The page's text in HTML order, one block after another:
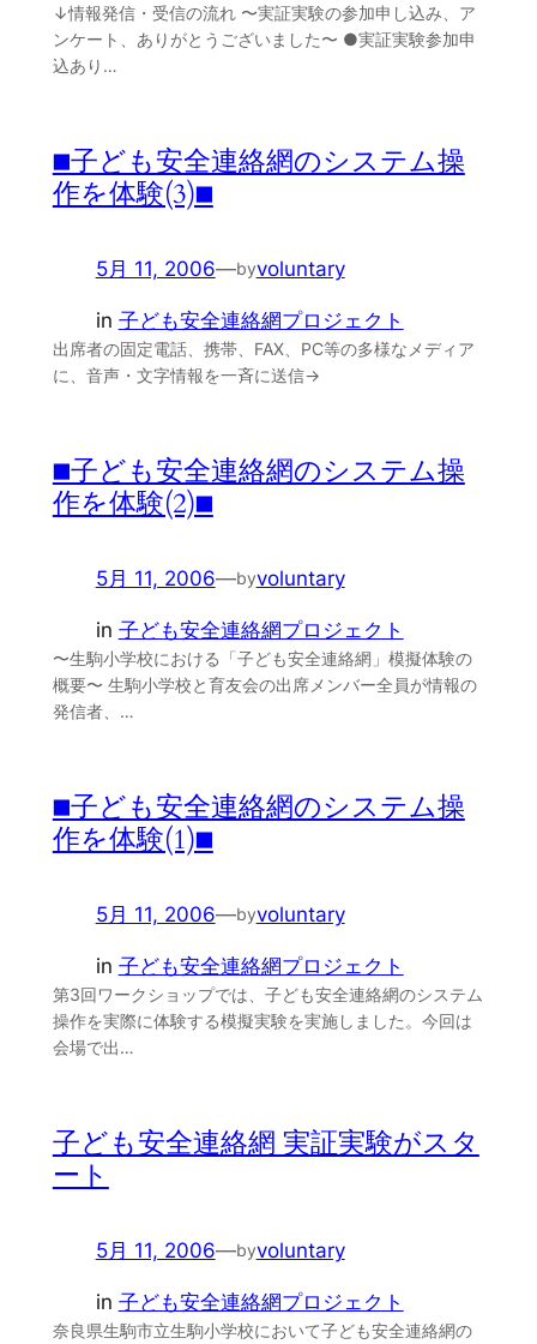
↓情報発信・受信の流れ 〜実証実験の参加申し込み、ア
ンケート、ありがとうございました〜 ●実証実験参加申
込あり…
■子ども安全連絡網のシステム操
作を体験(3)■
5月 11, 2006—byvoluntary
in 子ども安全連絡網プロジェクト
出席者の固定電話、携帯、FAX、PC等の多様なメディア
に、音声・文字情報を一斉に送信→
■子ども安全連絡網のシステム操
作を体験(2)■
5月 11, 2006—byvoluntary
in 子ども安全連絡網プロジェクト
〜生駒小学校における「子ども安全連絡網」模擬体験の
概要〜 生駒小学校と育友会の出席メンバー全員が情報の
発信者、…
■子ども安全連絡網のシステム操
作を体験(1)■
5月 11, 2006—byvoluntary
in 子ども安全連絡網プロジェクト
第3回ワークショップでは、子ども安全連絡網のシステム
操作を実際に体験する模擬実験を実施しました。今回は
会場で出…
子ども安全連絡網 実証実験がスタ
ート
5月 11, 2006—byvoluntary
in 子ども安全連絡網プロジェクト
奈良県生駒市立生駒小学校において子ども安全連絡網の